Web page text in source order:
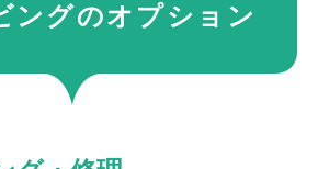
ングのオプション